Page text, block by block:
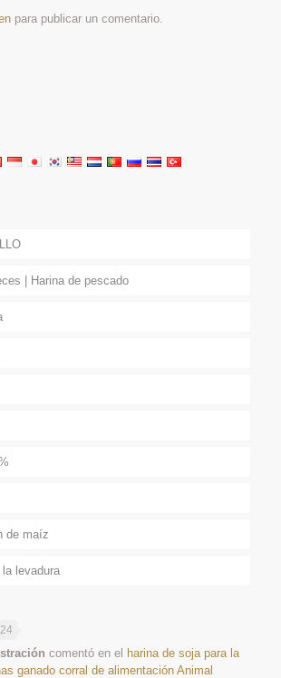
para publicar un comentario.
| Harina de pescado
de maíz
levadura
comentó en el harina de soja para la
ganado corral de alimentación Animal